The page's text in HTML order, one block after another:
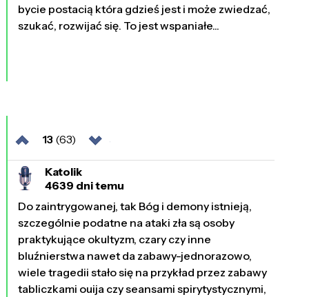
bycie postacią która gdzieś jest i może zwiedzać,
szukać, rozwijać się. To jest wspaniałe...
13 (63)
Katolik
4639 dni temu
Do zaintrygowanej, tak Bóg i demony istnieją,
szczególnie podatne na ataki zła są osoby
praktykujące okultyzm, czary czy inne
bluźnierstwa nawet da zabawy-jednorazowo,
wiele tragedii stało się na przykład przez zabawy
tabliczkami ouija czy seansami spirytystycznymi,